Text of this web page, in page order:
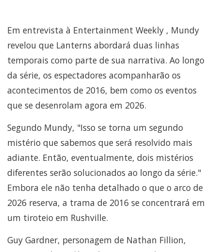
Em entrevista à Entertainment Weekly , Mundy
revelou que Lanterns abordará duas linhas
temporais como parte de sua narrativa. Ao longo
da série, os espectadores acompanharão os
acontecimentos de 2016, bem como os eventos
que se desenrolam agora em 2026.
Segundo Mundy, "Isso se torna um segundo
mistério que sabemos que será resolvido mais
adiante. Então, eventualmente, dois mistérios
diferentes serão solucionados ao longo da série."
Embora ele não tenha detalhado o que o arco de
2026 reserva, a trama de 2016 se concentrará em
um tiroteio em Rushville.
Guy Gardner, personagem de Nathan Fillion,